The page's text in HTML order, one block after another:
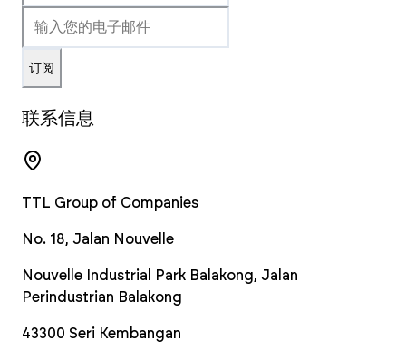
订阅
联系信息
TTL Group of Companies
No. 18, Jalan Nouvelle
Nouvelle Industrial Park Balakong, Jalan
Perindustrian Balakong
43300 Seri Kembangan